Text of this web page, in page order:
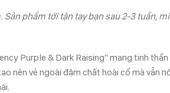
phẩm tới tận tay bạn sau 2-3 tuần,
Purple & Dark Raising” mang tinh
nên vẻ ngoài đậm chất hoài cổ mà